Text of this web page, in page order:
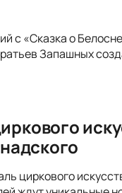
с «Сказка о
Запашных
циркового